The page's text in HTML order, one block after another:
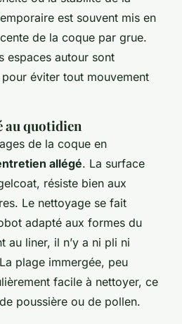
est souvent mis en
de la coque par grue.
espaces autour sont
éviter tout mouvement
quotidien
de la coque en
allégé. La surface
résiste bien aux
Le nettoyage se fait
adapté aux formes du
au liner, il n’y a ni pli ni
plage immergée, peu
facile à nettoyer, ce
poussière ou de pollen.